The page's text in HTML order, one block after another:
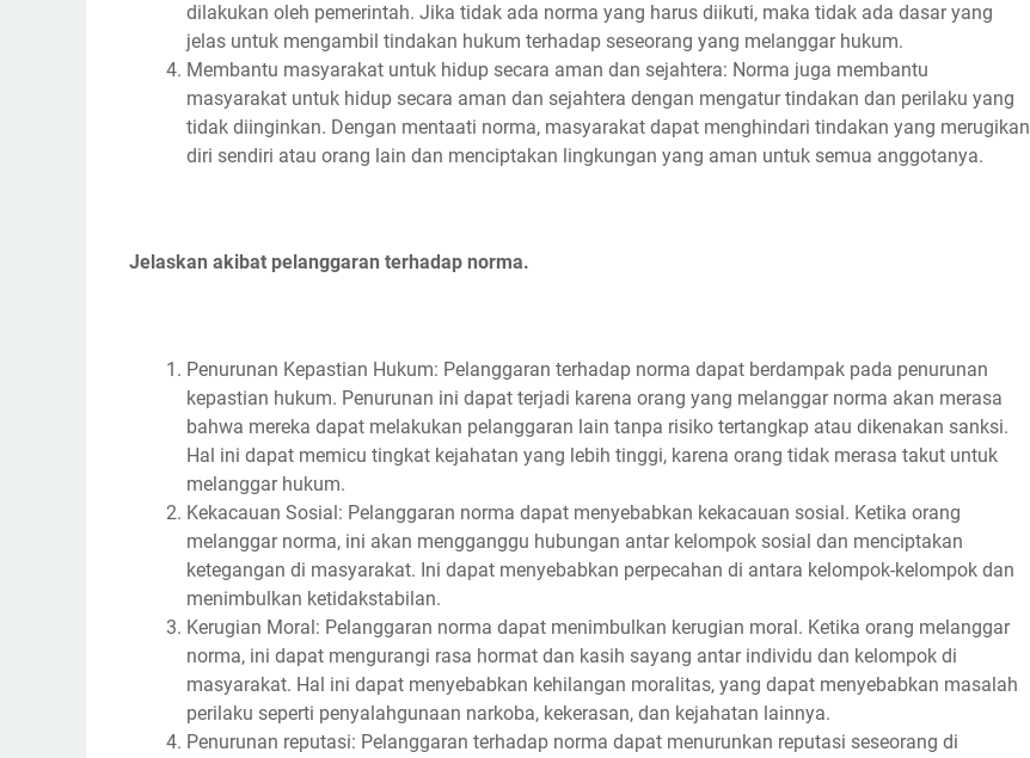
dilakukan oleh pemerintah. Jika tidak ada norma yang harus diikuti, maka tidak ada dasar yang
jelas untuk mengambil tindakan hukum terhadap seseorang yang melanggar hukum.
Membantu masyarakat untuk hidup secara aman dan sejahtera: Norma juga membantu
masyarakat untuk hidup secara aman dan sejahtera dengan mengatur tindakan dan perilaku yang
tidak diinginkan. Dengan mentaati norma, masyarakat dapat menghindari tindakan yang merugikan
diri sendiri atau orang lain dan menciptakan lingkungan yang aman untuk semua anggotanya.
Jelaskan akibat pelanggaran terhadap norma.
Penurunan Kepastian Hukum: Pelanggaran terhadap norma dapat berdampak pada penurunan
kepastian hukum. Penurunan ini dapat terjadi karena orang yang melanggar norma akan merasa
bahwa mereka dapat melakukan pelanggaran lain tanpa risiko tertangkap atau dikenakan sanksi.
Hal ini dapat memicu tingkat kejahatan yang lebih tinggi, karena orang tidak merasa takut untuk
melanggar hukum.
Kekacauan Sosial: Pelanggaran norma dapat menyebabkan kekacauan sosial. Ketika orang
melanggar norma, ini akan mengganggu hubungan antar kelompok sosial dan menciptakan
ketegangan di masyarakat. Ini dapat menyebabkan perpecahan di antara kelompok-kelompok dan
menimbulkan ketidakstabilan.
Kerugian Moral: Pelanggaran norma dapat menimbulkan kerugian moral. Ketika orang melanggar
norma, ini dapat mengurangi rasa hormat dan kasih sayang antar individu dan kelompok di
masyarakat. Hal ini dapat menyebabkan kehilangan moralitas, yang dapat menyebabkan masalah
perilaku seperti penyalahgunaan narkoba, kekerasan, dan kejahatan lainnya.
Penurunan reputasi: Pelanggaran terhadap norma dapat menurunkan reputasi seseorang di